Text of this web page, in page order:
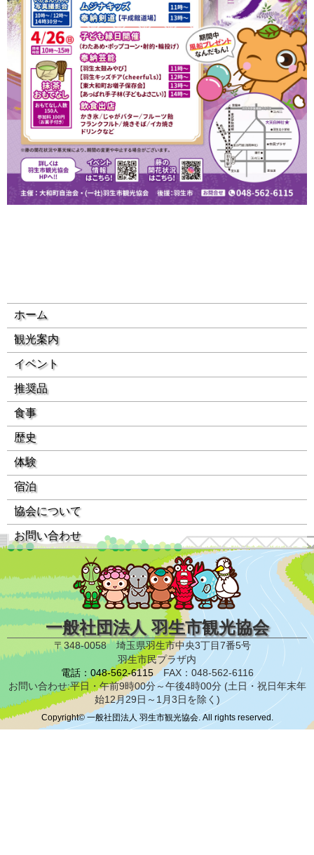
ホーム
観光案内
イベント
推奨品
食事
歴史
体験
宿泊
協会について
お問い合わせ
一般社団法人 羽生市観光協会
〒348-0058 埼玉県羽生市中央3丁目7番5号
羽生市民プラザ内
電話：048-562-6115FAX：048-562-6116
お問い合わせ:平日・午前9時00分～午後4時00分 (土日・祝日年末年
始12月29日～1月3日を除く)
Copyright© 一般社団法人 羽生市観光協会. All rights reserved.